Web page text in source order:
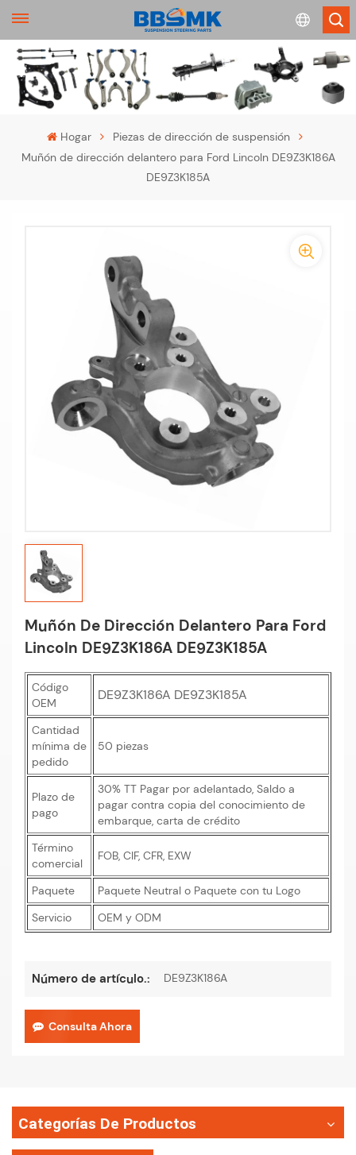
English
français
Hogar
Piezas de dirección de suspensión
Muñón de dirección delantero para Ford Lincoln DE9Z3K186A
DE9Z3K185A
Muñón De Dirección Delantero Para Ford
Lincoln DE9Z3K186A DE9Z3K185A
Código
OEM
DE9Z3K186A DE9Z3K185A
Cantidad
mínima de
pedido
50 piezas
Plazo de
pago
30% TT Pagar por adelantado, Saldo a
pagar contra copia del conocimiento de
embarque, carta de crédito
Término
comercial
FOB, CIF, CFR, EXW
Paquete
Paquete Neutral o Paquete con tu Logo
Servicio
OEM y ODM
Número de artículo.: DE9Z3K186A
Consulta Ahora
Categorías De Productos